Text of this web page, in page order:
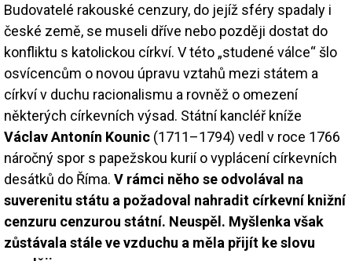
Budovatelé rakouské cenzury, do jejíž sféry spadaly i
české země, se museli dříve nebo později dostat do
konfliktu s katolickou církví. V této „studené válce“ šlo
osvícencům o novou úpravu vztahů mezi státem a
církví v duchu racionalismu a rovněž o omezení
některých církevních výsad. Státní kancléř kníže
Václav Antonín Kounic (1711–1794) vedl v roce 1766
náročný spor s papežskou kurií o vyplácení církevních
desátků do Říma. V rámci něho se odvolával na
suverenitu státu a požadoval nahradit církevní knižní
cenzuru cenzurou státní. Neuspěl. Myšlenka však
zůstávala stále ve vzduchu a měla přijít ke slovu